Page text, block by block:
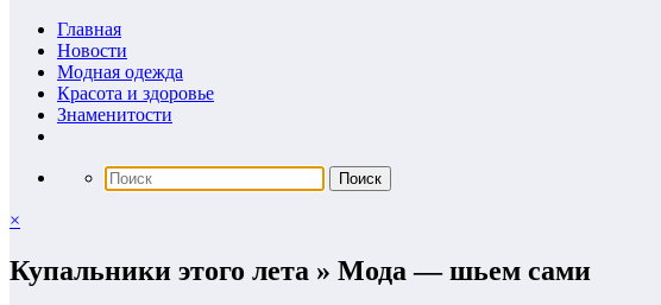
Главная
Новости
Модная одежда
Красота и здоровье
Знаменитости
×
Купальники этого лета » Мода — шьем сами